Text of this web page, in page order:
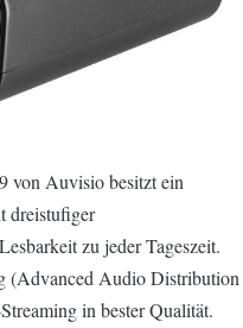
von Auvisio besitzt ein
dreistufiger
zu jeder Tageszeit.
(Advanced Audio Distribution
in bester Qualität.